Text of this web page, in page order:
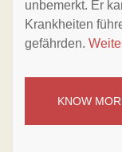
unbemerkt. Er
Krankheiten
gefährden.
KNOW